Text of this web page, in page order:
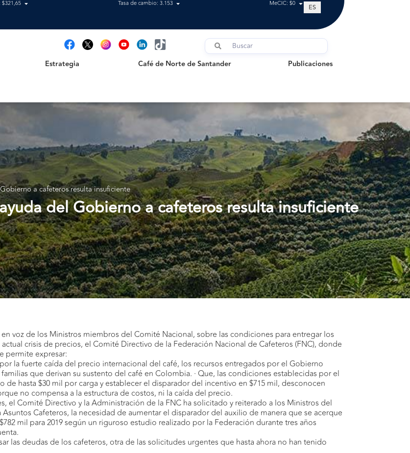
$321,65 Tasa de cambio: 3.153 MeCIC: $0 ES
Estrategia Café de Norte de Santander Publicaciones
Publicaciones
a cafeteros resulta insuficiente
del Gobierno a cafeteros resulta insuficiente
voz de los Ministros miembros del Comité Nacional, sobre las condiciones para entregar los
crisis de precios, el Comité Directivo de la Federación Nacional de Cafeteros (FNC), donde
permite expresar:
la fuerte caída del precio internacional del café, los recursos entregados por el Gobierno
que derivan su sustento del café en Colombia. · Que, las condiciones establecidas por el
hasta $30 mil por carga y establecer el disparador del incentivo en $715 mil, desconocen
no compensa a la estructura de costos, ni la caída del precio.
el Comité Directivo y la Administración de la FNC ha solicitado y reiterado a los Ministros del
Cafeteros, la necesidad de aumentar el disparador del auxilio de manera que se acerque
mil para 2019 según un riguroso estudio realizado por la Federación durante tres años
las deudas de los cafeteros, otra de las solicitudes urgentes que hasta ahora no han tenido